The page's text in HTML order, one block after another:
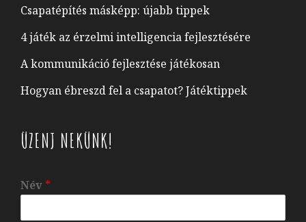
Csapatépítés másképp: újabb tippek
4 játék az érzelmi intelligencia fejlesztésére
A kommunikáció fejlesztése játékosan
Hogyan ébreszd fel a csapatot? Játéktippek
ÜZENJ NEKÜNK!
Név *